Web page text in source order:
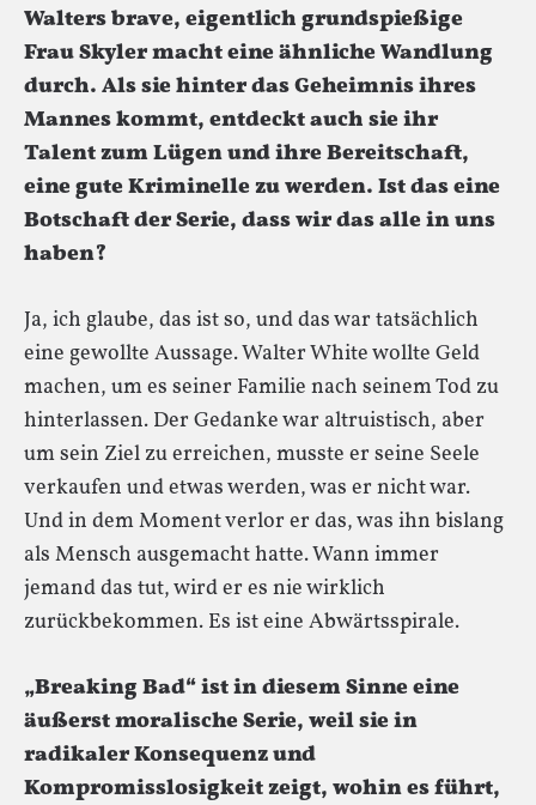
Walters brave, eigentlich grundspießige
Frau Skyler macht eine ähnliche Wandlung
durch. Als sie hinter das Geheimnis ihres
Mannes kommt, entdeckt auch sie ihr
Talent zum Lügen und ihre Bereitschaft,
eine gute Kriminelle zu werden. Ist das eine
Botschaft der Serie, dass wir das alle in uns
haben?
Ja, ich glaube, das ist so, und das war tatsächlich
eine gewollte Aussage. Walter White wollte Geld
machen, um es seiner Familie nach seinem Tod zu
hinterlassen. Der Gedanke war altruistisch, aber
um sein Ziel zu erreichen, musste er seine Seele
verkaufen und etwas werden, was er nicht war.
Und in dem Moment verlor er das, was ihn bislang
als Mensch ausgemacht hatte. Wann immer
jemand das tut, wird er es nie wirklich
zurückbekommen. Es ist eine Abwärtsspirale.
„Breaking Bad“ ist in diesem Sinne eine
äußerst moralische Serie, weil sie in
radikaler Konsequenz und
Kompromisslosigkeit zeigt, wohin es führt,